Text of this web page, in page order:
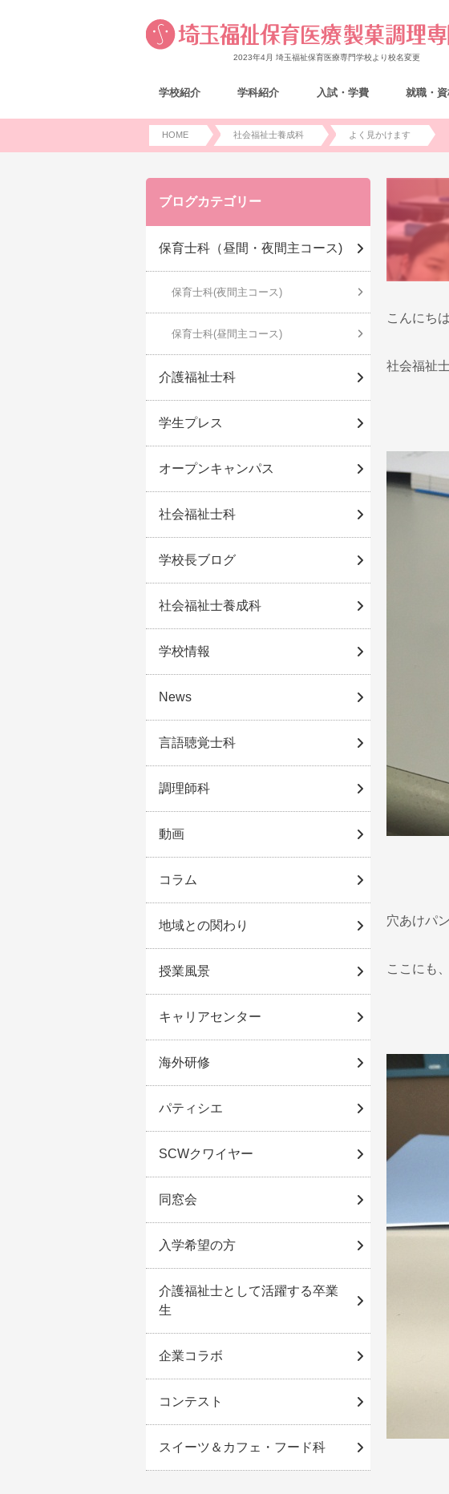
2023年4月 埼玉福祉保育医療専門学校より校名変更
学校紹介 学科紹介 入試・学費 就職・
HOME 社会福祉士養成科 よく見かけます
こんにち
社会福祉
穴あけパ
ここにも
ブログカテゴリー
保育士科（昼間・夜間主コース)
保育士科(夜間主コース)
保育士科(昼間主コース)
介護福祉士科
学生プレス
オープンキャンパス
社会福祉士科
学校長ブログ
社会福祉士養成科
学校情報
News
言語聴覚士科
調理師科
動画
コラム
地域との関わり
授業風景
キャリアセンター
海外研修
パティシエ
SCWクワイヤー
同窓会
入学希望の方
介護福祉士として活躍する卒業
生
企業コラボ
コンテスト
スイーツ＆カフェ・フード科